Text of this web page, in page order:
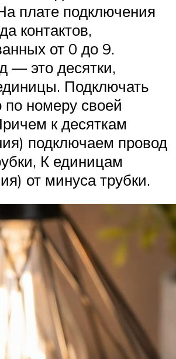
плате подключения
контактов,
от 0 до 9.
— это десятки,
Подключать
по номеру своей
к десяткам
подключаем провод
К единицам
от минуса трубки.